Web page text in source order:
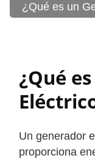
¿Qué es un
¿Qué
Un generador
proporciona